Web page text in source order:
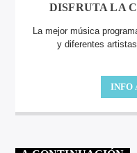
DISFRUTA LA
La mejor música
y diferentes
INFO